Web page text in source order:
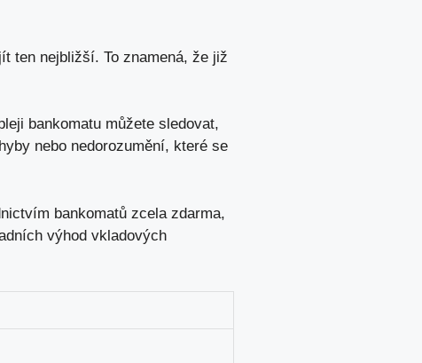
ten nejbližší. To znamená, že již
bankomatu můžete sledovat,
nebo nedorozumění, které se
bankomatů zcela zdarma,
výhod vkladových